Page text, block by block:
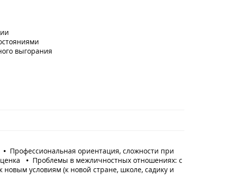
выгорания
Профессиональная ориентация, сложности при
• Проблемы в межличностных отношениях: с
условиям (к новой стране, школе, садику и